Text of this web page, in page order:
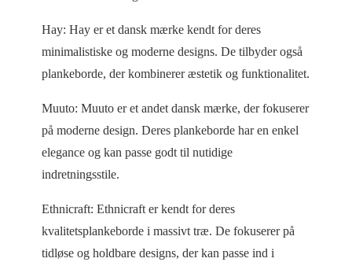
Hay: Hay er et dansk mærke kendt for deres
minimalistiske og moderne designs. De tilbyder også
plankeborde, der kombinerer æstetik og funktionalitet.
Muuto: Muuto er et andet dansk mærke, der fokuserer
på moderne design. Deres plankeborde har en enkel
elegance og kan passe godt til nutidige
indretningsstile.
Ethnicraft: Ethnicraft er kendt for deres
kvalitetsplankeborde i massivt træ. De fokuserer på
tidløse og holdbare designs, der kan passe ind i